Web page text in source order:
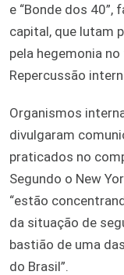
e “Bonde dos
capital, que lutam
pela hegemonia
Repercussão
Organismos
divulgaram
praticados no
Segundo o New
“estão
da situação de
bastião de uma
do Brasil”.